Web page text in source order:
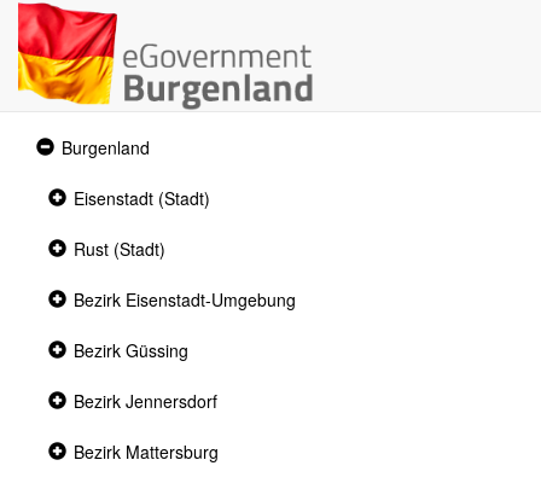
Expanded
section
Burgenland
Collapsed
Eisenstadt (Stadt)
Collapsed
section
Rust (Stadt)
Collapsed
Bezirk Eisenstadt-Umgebung
Collapsed
Bezirk Güssing
Collapsed
Bezirk Jennersdorf
Collapsed
Bezirk Mattersburg